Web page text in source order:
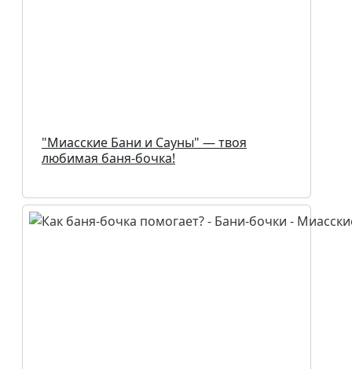
"Миасские Бани и Сауны" — твоя
любимая баня-бочка!